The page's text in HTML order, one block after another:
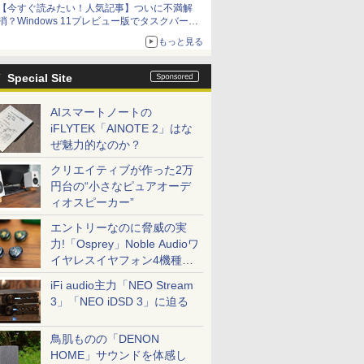
今すぐ読みたい！人気記事】ついに不満解
？Windows 11プレビュー版でタスクバーの
もっと見る
Special Site
AIスマートノートの
iFLYTEK「AINOTE 2」はな
ぜ魅力的なのか？
クリエイティブが作った2万
円台の“小さなピュアオーデ
ィオスピーカー”
エントリーなのに脅威の実
力!「Osprey」Noble Audioワ
イヤレスイヤフォン4機種を
一気に聴く
iFi audio主力「NEO Stream
3」「NEO iDSD 3」に迫る
鳥肌ものの「DENON
HOME」サウンドを体感し